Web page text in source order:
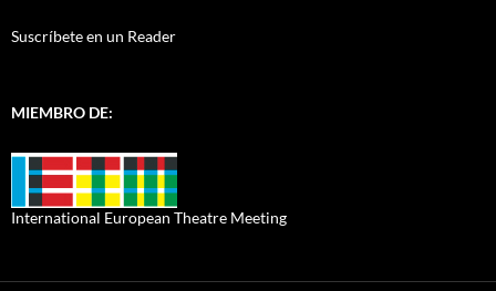
Suscríbete en un Reader
MIEMBRO DE:
International European Theatre Meeting